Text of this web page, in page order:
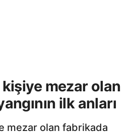
mezar olan
ilk anları
mezar olan fabrikada